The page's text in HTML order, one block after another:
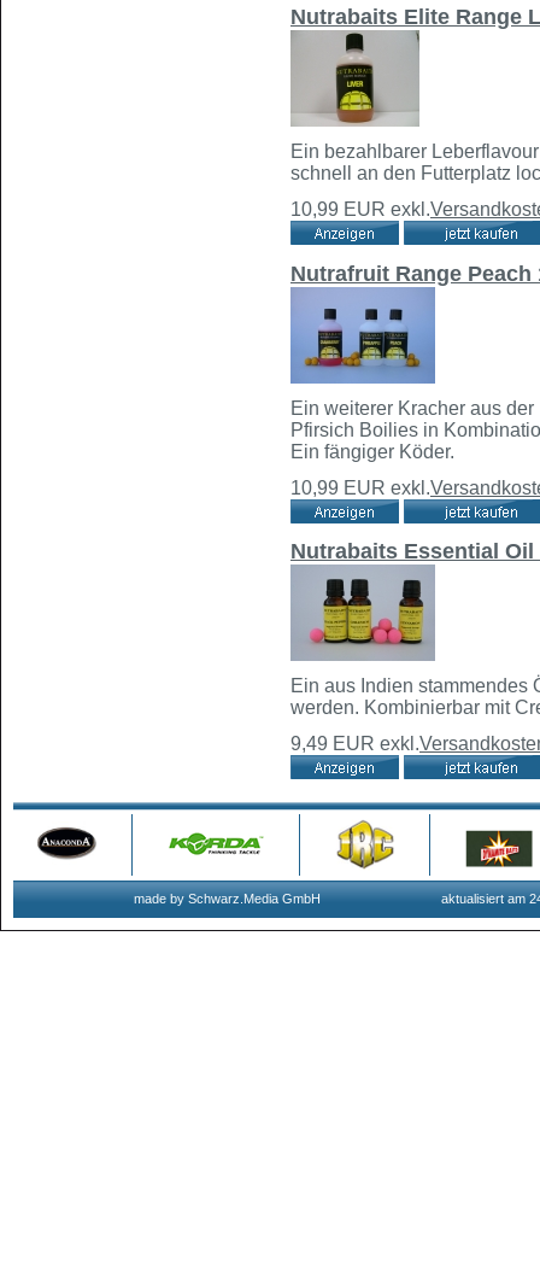
Nutrabaits Elite Range
Ein bezahlbarer
schnell an den Futterplatz
10,99 EUR exkl.
Nutrafruit Range Peach
Ein weiterer Kracher aus
Pfirsich Boilies in
Ein fängiger Köder.
10,99 EUR exkl.
Nutrabaits Essential
Ein aus Indien stammendes
werden. Kombinierbar mit
9,49 EUR exkl.
made by Schwarz.Media GmbH aktualisiert am